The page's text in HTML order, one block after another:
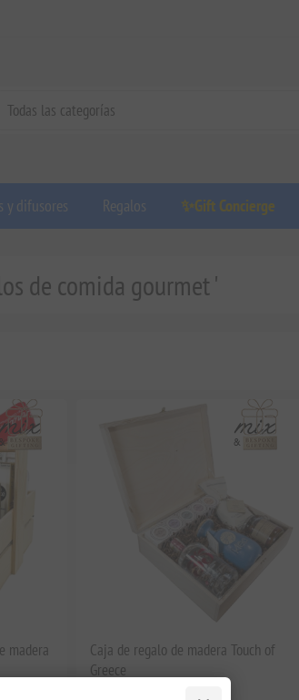
y difusores Regalos ✨Gift Concierge
de comida gourmet '
madera
Caja de regalo de madera Touch of
Greece